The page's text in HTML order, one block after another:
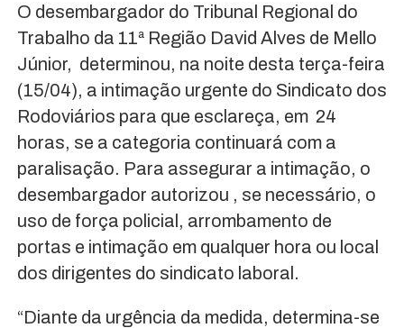
O desembargador do Tribunal Regional do
Trabalho da 11ª Região David Alves de Mello
Júnior, determinou, na noite desta terça-feira
(15/04), a intimação urgente do Sindicato dos
Rodoviários para que esclareça, em 24
horas, se a categoria continuará com a
paralisação. Para assegurar a intimação, o
desembargador autorizou , se necessário, o
uso de força policial, arrombamento de
portas e intimação em qualquer hora ou local
dos dirigentes do sindicato laboral.
“Diante da urgência da medida, determina-se